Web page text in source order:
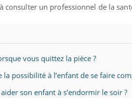
consulter un professionnel de la
vous quittez la pièce ?
la possibilité à l’enfant de se faire
son enfant à s’endormir le soir ?